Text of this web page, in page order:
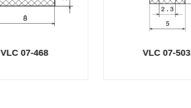
VLC 07-468 VLC 07-503